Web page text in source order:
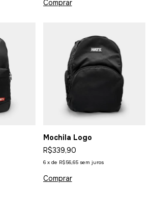
Mochila Logo
R$339,90
6 x de R$56,65 sem juros